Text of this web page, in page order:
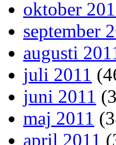
oktober
september
augusti
juli 2011
juni 2011
maj 2011
april 2011